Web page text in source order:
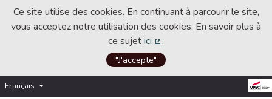
Ce site utilise des cookies. En continuant à parcourir le site,
vous acceptez notre utilisation des cookies. En savoir plus à
ce sujetici
(Lien externe)
.
"J'accepte"
Français Choisir la langue